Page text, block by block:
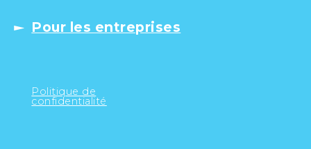
Pour les entreprises
Politique de
confidentialité